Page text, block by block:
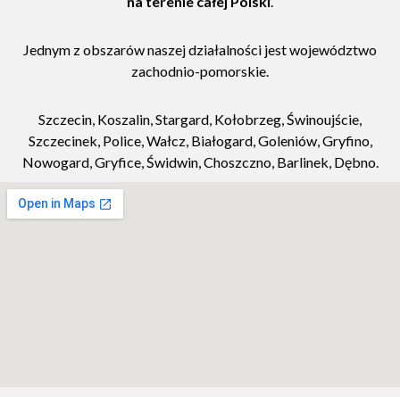
Jednym z obszarów naszej działalności jest województwo
zachodnio-pomorskie.
Szczecin, Koszalin, Stargard, Kołobrzeg, Świnoujście,
Szczecinek, Police, Wałcz, Białogard, Goleniów, Gryfino,
Nowogard, Gryfice, Świdwin, Choszczno, Barlinek, Dębno.